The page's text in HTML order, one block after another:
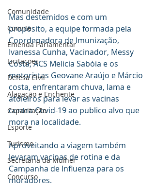
Comunidade
Convite
Emenda Parlamentar
Licitações
Defesa Civil
Alagação e Enchente
Capacitação
Esporte
Turismo
Secretaria da Mulher
Concurso
Mas destemidos e com um
propósito, a equipe formada pela
Coordenadora de Imunização,
Ivanessa Cunha, Vacinador, Messy
Costa, ACS Melicia Sabóia e os
motoristas Geovane Araújo e Márcio
costa, enfrentaram chuva, lama e
atoleiros para levar as vacinas
contra Covid-19 ao publico alvo que
mora na localidade.
Aproveitando a viagem também
levaram vacinas de rotina e da
Campanha de Influenza para os
moradores.